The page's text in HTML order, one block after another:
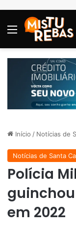
Menu
Início / Notícias de
Notícias de Santa
Polícia
em 2022